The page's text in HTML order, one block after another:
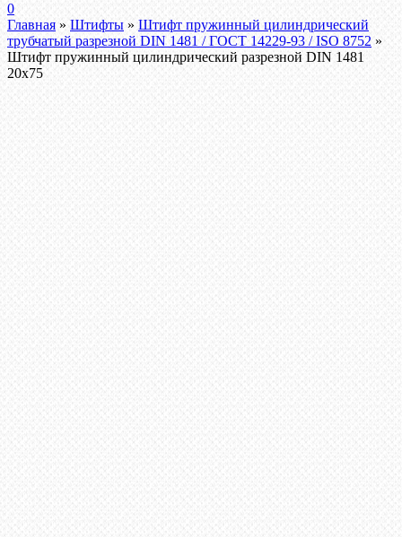
0
Главная » Штифты » Штифт пружинный цилиндрический
трубчатый разрезной DIN 1481 / ГОСТ 14229-93 / ISO 8752 »
Штифт пружинный цилиндрический разрезной DIN 1481
20х75